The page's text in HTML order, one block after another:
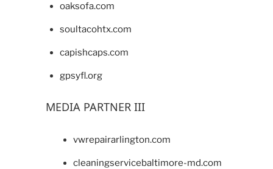
oaksofa.com
soultacohtx.com
capishcaps.com
gpsyfl.org
MEDIA PARTNER III
vwrepairarlington.com
cleaningservicebaltimore-md.com